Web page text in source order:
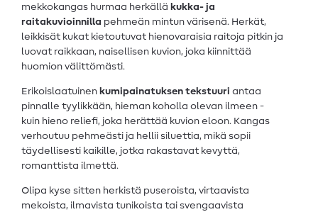
mekkokangas hurmaa herkällä kukka- ja
raitakuvioinnilla pehmeän mintun värisenä. Herkät,
leikkisät kukat kietoutuvat hienovaraisia raitoja pitkin ja
luovat raikkaan, naisellisen kuvion, joka kiinnittää
huomion välittömästi.
Erikoislaatuinen kumipainatuksen tekstuuri antaa
pinnalle tyylikkään, hieman koholla olevan ilmeen -
kuin hieno reliefi, joka herättää kuvion eloon. Kangas
verhoutuu pehmeästi ja hellii siluettia, mikä sopii
täydellisesti kaikille, jotka rakastavat kevyttä,
romanttista ilmettä.
Olipa kyse sitten herkistä puseroista, virtaavista
mekoista, ilmavista tunikoista tai svengaavista